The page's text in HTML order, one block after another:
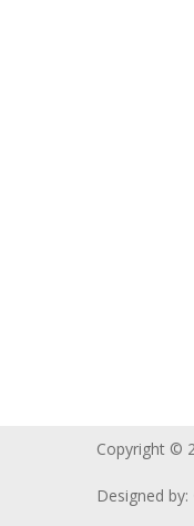
Copyright ©
Designed by: